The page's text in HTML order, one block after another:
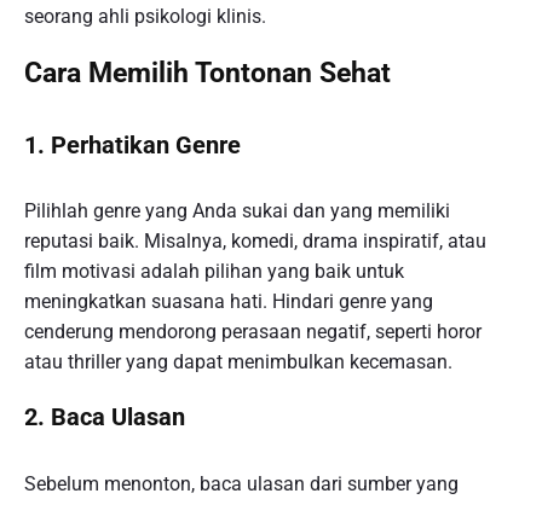
seorang ahli psikologi klinis.
Cara Memilih Tontonan Sehat
1. Perhatikan Genre
Pilihlah genre yang Anda sukai dan yang memiliki
reputasi baik. Misalnya, komedi, drama inspiratif, atau
film motivasi adalah pilihan yang baik untuk
meningkatkan suasana hati. Hindari genre yang
cenderung mendorong perasaan negatif, seperti horor
atau thriller yang dapat menimbulkan kecemasan.
2. Baca Ulasan
Sebelum menonton, baca ulasan dari sumber yang